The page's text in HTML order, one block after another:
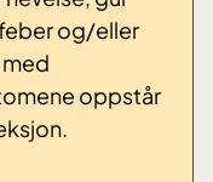
og/eller
oppstår